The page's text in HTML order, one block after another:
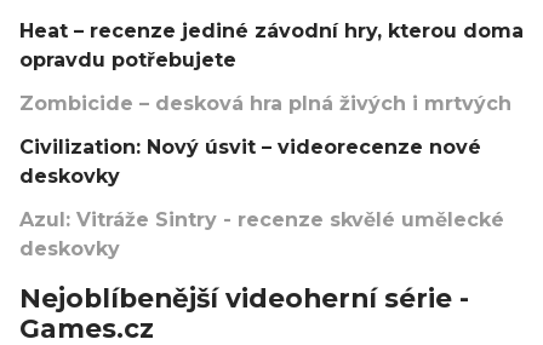
Heat – recenze jediné závodní hry, kterou doma
opravdu potřebujete
Zombicide – desková hra plná živých i mrtvých
Civilization: Nový úsvit – videorecenze nové
deskovky
Azul: Vitráže Sintry - recenze skvělé umělecké
deskovky
Nejoblíbenější videoherní série -
Games.cz